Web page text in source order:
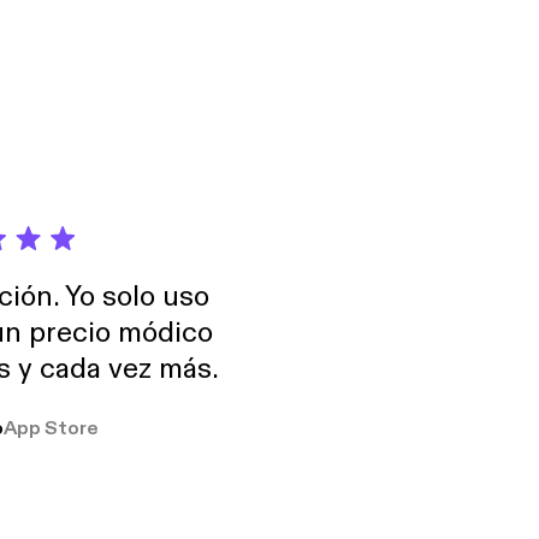
information.
Yo solo uso
precio módico
y cada vez más.
App Store